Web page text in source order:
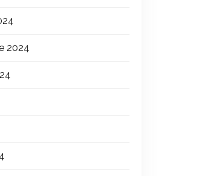
2024